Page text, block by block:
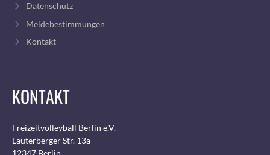
Datenschutz
Meldebestimmungen
Kontakt
KONTAKT
Freizeitvolleyball Berlin e.V.
Lauterberger Str. 13a
12347 Berlin